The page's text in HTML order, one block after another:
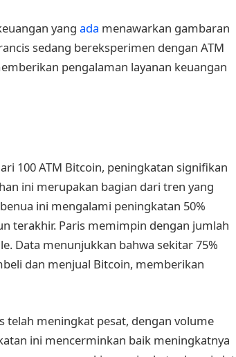
yang ada menawarkan gambaran
sedang bereksperimen dengan ATM
pengalaman layanan keuangan
100 ATM Bitcoin, peningkatan signifikan
ini merupakan bagian dari tren yang
ini mengalami peningkatan 50%
terakhir. Paris memimpin dengan jumlah
Data menunjukkan bahwa sekitar 75%
dan menjual Bitcoin, memberikan
telah meningkat pesat, dengan volume
ini mencerminkan baik meningkatnya